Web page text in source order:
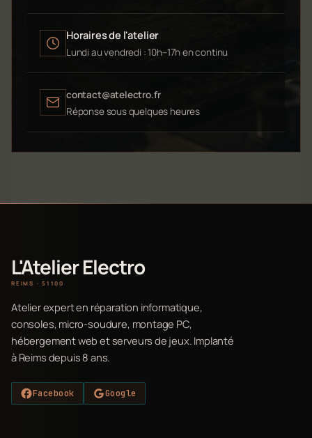
Horaires de l'atelier
Lundi au vendredi : 10h–17h en continu
contact@atelectro.fr
Réponse sous quelques heures
L'Atelier Electro
REIMS · 51100
Atelier expert en réparation informatique,
consoles, micro-soudure, montage PC,
hébergement web et serveurs de jeux. Implanté
à Reims depuis 8 ans.
Facebook Google